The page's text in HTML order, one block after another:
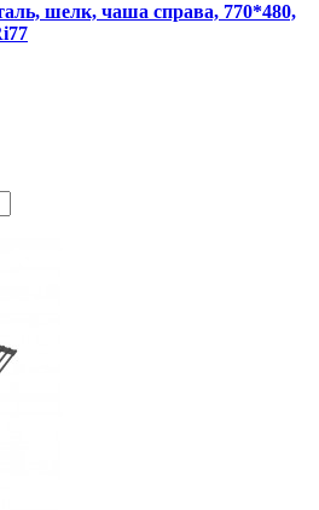
шелк, чаша справа, 770*480,